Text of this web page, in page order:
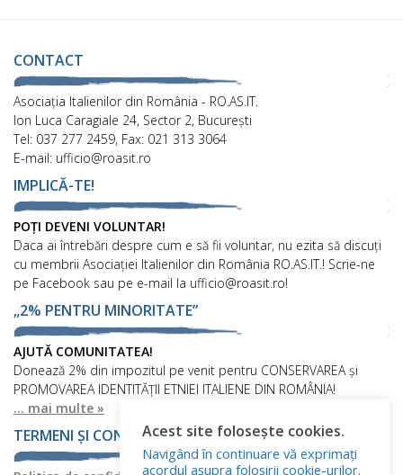
CONTACT
Asociaţia Italienilor din România - RO.AS.IT.
Ion Luca Caragiale 24, Sector 2, București
Tel: 037 277 2459, Fax: 021 313 3064
E-mail: ufficio@roasit.ro
IMPLICĂ-TE!
POȚI DEVENI VOLUNTAR!
Daca ai întrebări despre cum e să fii voluntar, nu ezita să discuți
cu membrii Asociației Italienilor din România RO.AS.IT.! Scrie-ne
pe Facebook sau pe e-mail la ufficio@roasit.ro!
„2% PENTRU MINORITATE”
AJUTĂ COMUNITATEA!
Donează 2% din impozitul pe venit pentru CONSERVAREA și
PROMOVAREA IDENTITĂȚII ETNIEI ITALIENE DIN ROMÂNIA!
... mai multe »
TERMENI ȘI CONDIȚIIAcest site folosește cookies.
Navigând în continuare vă exprimați
acordul asupra folosirii cookie-urilor.